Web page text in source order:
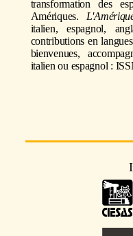
transformation des
Amériques.
italien, espagnol,
contributions en
bienvenues,
italien ou espagnol :